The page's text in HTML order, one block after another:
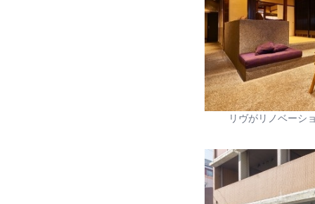
リヴがリノベーシ